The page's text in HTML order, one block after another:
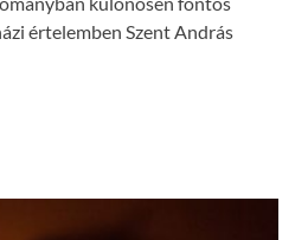
értelemben Szent András